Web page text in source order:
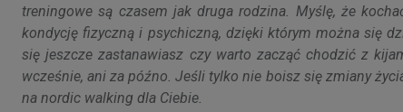
treningowe są czasem jak druga rodzina. Myślę, że
kondycję fizyczną i psychiczną, dzięki którym można się
się jeszcze zastanawiasz czy warto zacząć chodzić z
wcześnie, ani za późno. Jeśli tylko nie boisz się zmiany
na nordic walking dla Ciebie.